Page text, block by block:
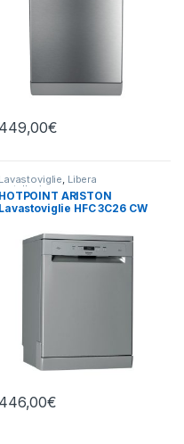
449,00€
Lavastoviglie, Libera
Installazione
HOTPOINT ARISTON
Lavastoviglie HFC 3C26 CW
446,00€